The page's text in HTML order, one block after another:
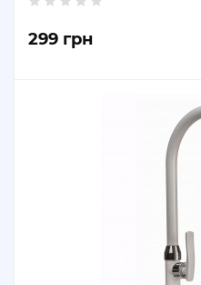
299 грн